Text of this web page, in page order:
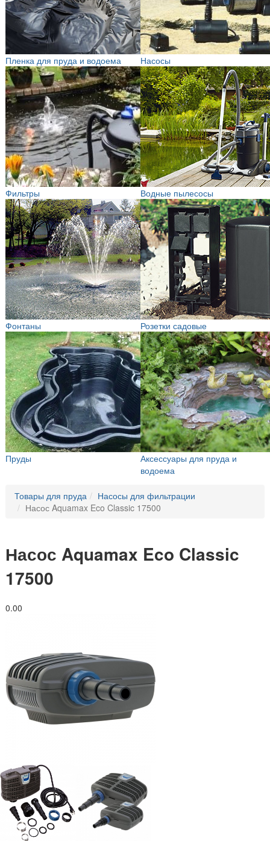
Пленка для пруда и водоема Насосы
Фильтры Водные пылесосы
Фонтаны Розетки садовые
Пруды
Аксессуары для пруда и
водоема
Товары для пруда
Насосы для фильтрации
Насос Aquamax Eco Classic 17500
Насос Aquamax Eco Classic
17500
0.00